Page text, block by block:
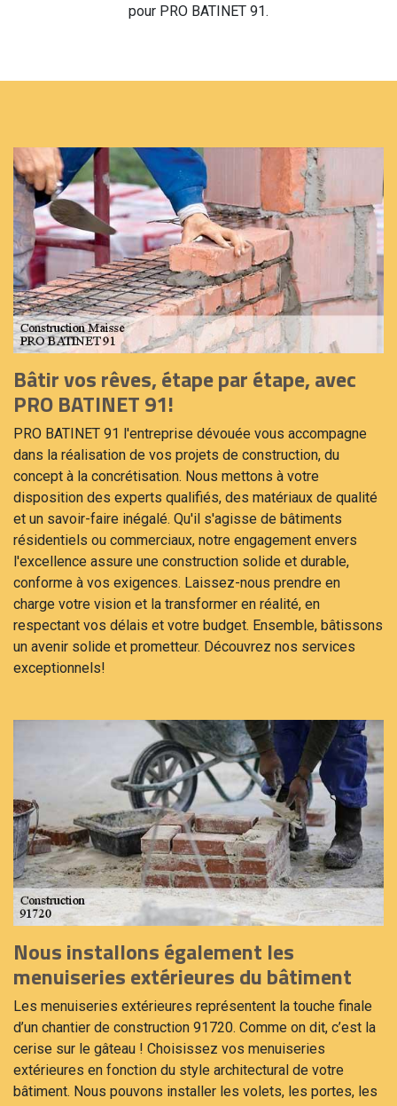
pour PRO BATINET 91.
Bâtir vos rêves, étape par étape, avec
PRO BATINET 91!
PRO BATINET 91 l'entreprise dévouée vous accompagne
dans la réalisation de vos projets de construction, du
concept à la concrétisation. Nous mettons à votre
disposition des experts qualifiés, des matériaux de qualité
et un savoir-faire inégalé. Qu'il s'agisse de bâtiments
résidentiels ou commerciaux, notre engagement envers
l'excellence assure une construction solide et durable,
conforme à vos exigences. Laissez-nous prendre en
charge votre vision et la transformer en réalité, en
respectant vos délais et votre budget. Ensemble, bâtissons
un avenir solide et prometteur. Découvrez nos services
exceptionnels!
Nous installons également les
menuiseries extérieures du bâtiment
Les menuiseries extérieures représentent la touche finale
d’un chantier de construction 91720. Comme on dit, c’est la
cerise sur le gâteau ! Choisissez vos menuiseries
extérieures en fonction du style architectural de votre
bâtiment. Nous pouvons installer les volets, les portes, les